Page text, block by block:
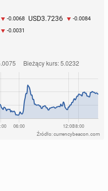
-0.0068 USD3.7236 -0.0084
-0.0031
Źródło: currencybeacon.com